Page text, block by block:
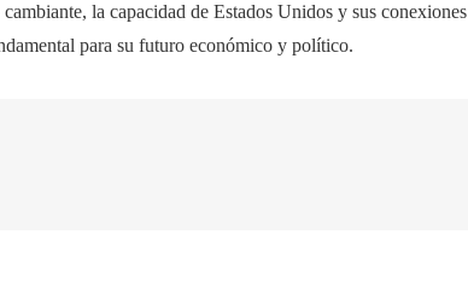
la capacidad de Estados Unidos y sus conexiones
para su futuro económico y político.